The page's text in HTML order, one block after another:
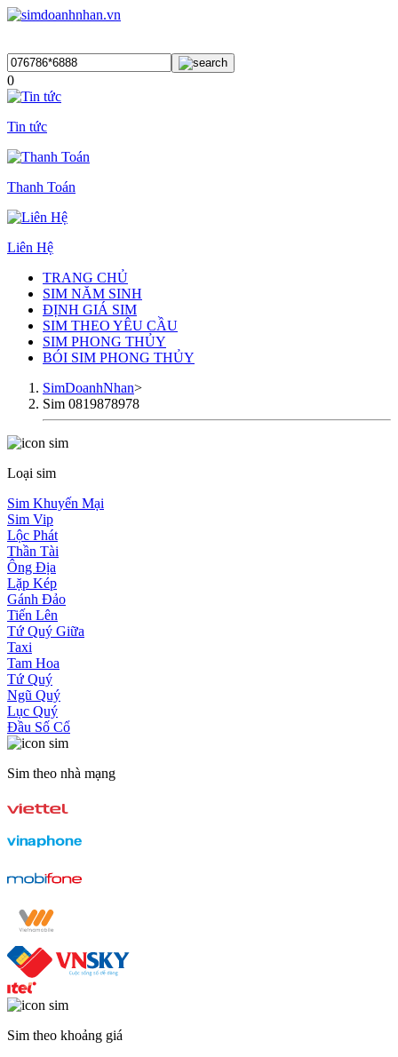
0
Tin tức
Thanh Toán
Liên Hệ
TRANG CHỦ
SIM NĂM SINH
ĐỊNH GIÁ SIM
SIM THEO YÊU CẦU
SIM PHONG THỦY
BÓI SIM PHONG THỦY
SimDoanhNhan>
Sim 0819878978
Loại sim
Sim Khuyến Mại
Sim Vip
Lộc Phát
Thần Tài
Ông Địa
Lặp Kép
Gánh Đảo
Tiến Lên
Tứ Quý Giữa
Taxi
Tam Hoa
Tứ Quý
Ngũ Quý
Lục Quý
Đầu Số Cổ
Sim theo nhà mạng
Sim theo khoảng giá